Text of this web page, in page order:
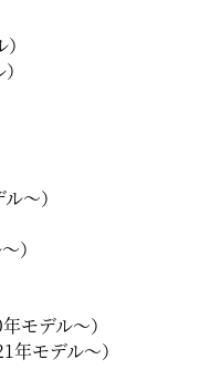
～）
）
モデル～）
モデル～）